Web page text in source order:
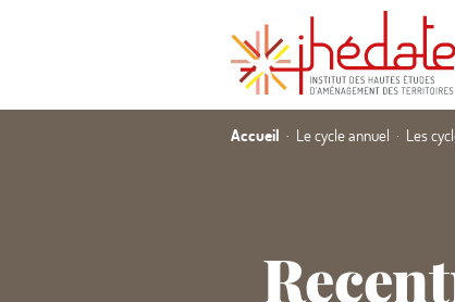
Accueil Le cycle annuel Les